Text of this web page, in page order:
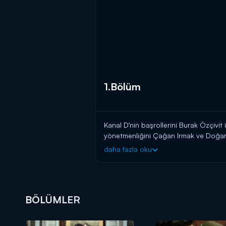
1.Bölüm
Kanal D’nin başrollerini Burak Özçivit
yönetmenliğini Çağan Irmak ve
romanından ekrana uyarlanan yeni
Feride, 12 yaşına geldiğinde, teyzesi
daha fazla oku
BÖLÜMLER